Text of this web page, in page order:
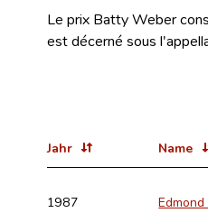
Kontakt
Le prix Batty Weber
est décerné sous
Jahr Name
1987